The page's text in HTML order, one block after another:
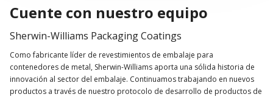
el
video
Cuente con nuestro equipo
Sherwin-Williams Packaging Coatings
Como fabricante líder de revestimientos de embalaje para
contenedores de metal, Sherwin-Williams aporta una sólida historia de
innovación al sector del embalaje. Continuamos trabajando en nuevos
productos a través de nuestro protocolo de desarrollo de productos de